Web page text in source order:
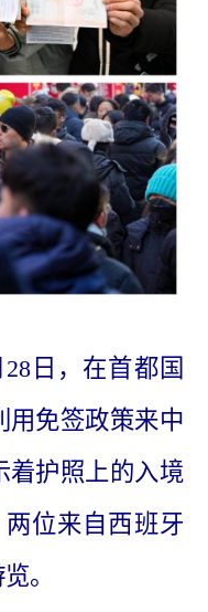
日，在首都国
用免签政策来中
着护照上的入境
位来自西班牙
。